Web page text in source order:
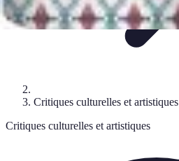
Critiques culturelles et artistiques
Critiques culturelles et artistiques